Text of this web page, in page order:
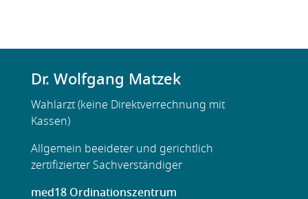
Dr. Wolfgang Matzek
Wahlarzt (keine Direktverrechnung mit
Kassen)
Allgemein beeideter und gerichtlich
zertifizierter Sachverständiger
med18 Ordinationszentrum